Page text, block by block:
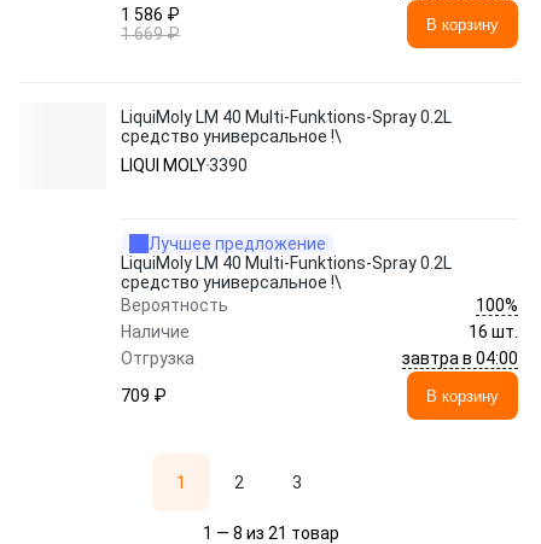
1 586 ₽
1 669 ₽
В корзину
LiquiMoly LM 40 Multi-Funktions-Spray 0.2L
средство универсальное !\
LIQUI MOLY3390
Лучшее предложение
LiquiMoly LM 40 Multi-Funktions-Spray 0.2L
средство универсальное !\
Вероятность
100%
Наличие
16 шт.
Отгрузка
завтра в 04:00
709 ₽
В корзину
1 2 3
1 — 8 из 21 товар